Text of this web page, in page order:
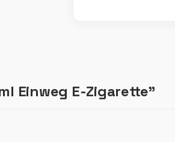
Einweg E-Zigarette"